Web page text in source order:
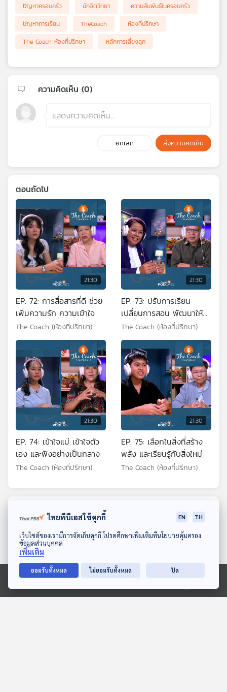
ดาวน์โหลด Thai PBS Podcast Application
Ⓒ 2020 องค์การกระจายเสียงและแพร่ภาพสาธารณะแห่งประเทศไทย
ปัญหาครอบครัว
นักจิตวิทยา
ความสัมพันธ์ในครอบครัว
ปัญหาการเรียน
TheCoach
ห้องที่ปรึกษา
The Coach ห้องที่ปรึกษา
หลักการเลี้ยงลูก
ความคิดเห็น (0)
ยกเลิก ส่งความคิดเห็น
ตอนถัดไป
21:30
EP. 72: การสื่อสารที่ดี ช่วย
เพิ่มความรัก ความเข้าใจ
The Coach (ห้องที่ปรึกษา)
21:30
EP. 73: ปรับการเรียน
เปลี่ยนการสอน พัฒนาให้
เท่าทันโลกยุคใหม่
The Coach (ห้องที่ปรึกษา)
21:30
EP. 74: เข้าใจแม่ เข้าใจตัว
เอง และฟังอย่างเป็นกลาง
The Coach (ห้องที่ปรึกษา)
21:30
EP. 75: เลือกในสิ่งที่สร้าง
พลัง และเรียนรู้กับสิ่งใหม่
The Coach (ห้องที่ปรึกษา)
ตอนที่เกี่ยวข้อง
ไทยพีบีเอสใช้คุกกี้ EN TH
เว็บไซต์ของเรามีการจัดเก็บคุกกี้ โปรดศึกษาเพิ่มเติมที่นโยบายคุ้มครอง
ข้อมูลส่วนบุคคล
เพิ่มเติม
ยอมรับทั้งหมด ไม่ยอมรับทั้งหมด ปิด